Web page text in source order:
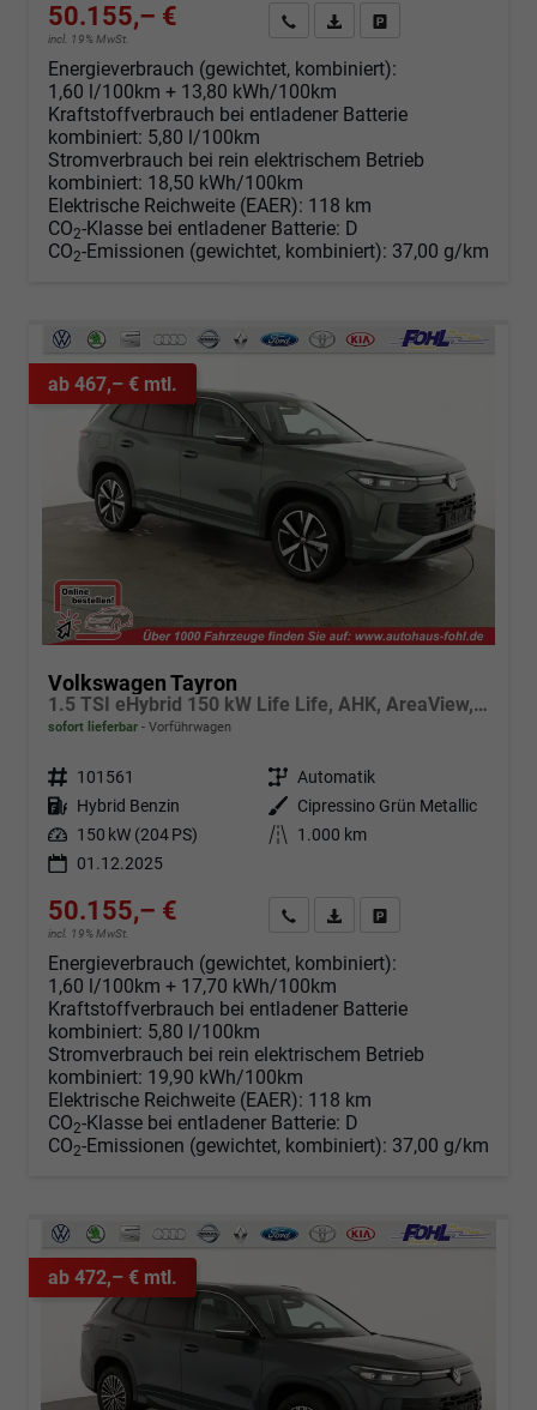
50.155,– €
incl. 19% MwSt.
Angebot anfordern
Fahrzeugexpose (PDF)
Energieverbrauch (gewichtet, kombiniert):
1,60 l/100km + 13,80 kWh/100km
Kraftstoffverbrauch bei entladener Batterie
kombiniert: 5,80 l/100km
Stromverbrauch bei rein elektrischem Betrieb
kombiniert: 18,50 kWh/100km
Elektrische Reichweite (EAER): 118 km
CO2-Klasse bei entladener Batterie: D
CO2-Emissionen (gewichtet, kombiniert): 37,00 g/km
ab 467,– € mtl.
Volkswagen Tayron
1.5 TSI eHybrid 150 kW Life Life, AHK, AreaView, Side, Navi, Winter, 5-J. Garantie
sofort lieferbar Vorführwagen
Fahrzeugnr. 101561 Getriebe Automatik
Kraftstoff Hybrid Benzin Außenfarbe
Cipressino Grün Metallic
Leistung 150 kW (204 PS) Kilometerstand
1.000 km
01.12.2025
50.155,– €
incl. 19% MwSt.
Angebot anfordern
Fahrzeugexpose (PDF)
Energieverbrauch (gewichtet, kombiniert):
1,60 l/100km + 17,70 kWh/100km
Kraftstoffverbrauch bei entladener Batterie
kombiniert: 5,80 l/100km
Stromverbrauch bei rein elektrischem Betrieb
kombiniert: 19,90 kWh/100km
Elektrische Reichweite (EAER): 118 km
CO2-Klasse bei entladener Batterie: D
CO2-Emissionen (gewichtet, kombiniert): 37,00 g/km
ab 472,– € mtl.